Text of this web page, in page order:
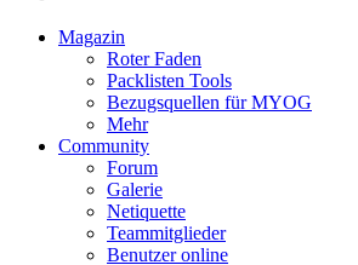
Magazin
Roter Faden
Packlisten Tools
Bezugsquellen für MYOG
Mehr
Community
Forum
Galerie
Netiquette
Teammitglieder
Benutzer online